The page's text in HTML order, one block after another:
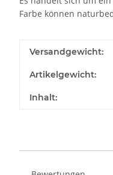
Farbe können
Versandgewicht:
Artikelgewicht:
Inhalt: